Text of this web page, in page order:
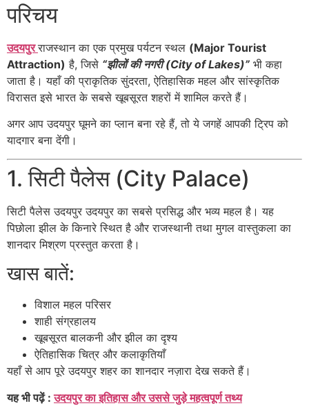
परिचय
उदयपुर राजस्थान का एक प्रमुख पर्यटन स्थल (Major Tourist
Attraction) है, जिसे “झीलों की नगरी (City of Lakes)” भी कहा
जाता है। यहाँ की प्राकृतिक सुंदरता, ऐतिहासिक महल और सांस्कृतिक
विरासत इसे भारत के सबसे खूबसूरत शहरों में शामिल करते हैं।
अगर आप उदयपुर घूमने का प्लान बना रहे हैं, तो ये जगहें आपकी ट्रिप को
यादगार बना देंगी।
1. सिटी पैलेस (City Palace)
सिटी पैलेस उदयपुर उदयपुर का सबसे प्रसिद्ध और भव्य महल है। यह
पिछोला झील के किनारे स्थित है और राजस्थानी तथा मुगल वास्तुकला का
शानदार मिश्रण प्रस्तुत करता है।
खास बातें:
विशाल महल परिसर
शाही संग्रहालय
खूबसूरत बालकनी और झील का दृश्य
ऐतिहासिक चित्र और कलाकृतियाँ
यहाँ से आप पूरे उदयपुर शहर का शानदार नज़ारा देख सकते हैं।
यह भी पढ़ें :उदयपुर का इतिहास और उससे जुड़े महत्वपूर्ण तथ्य